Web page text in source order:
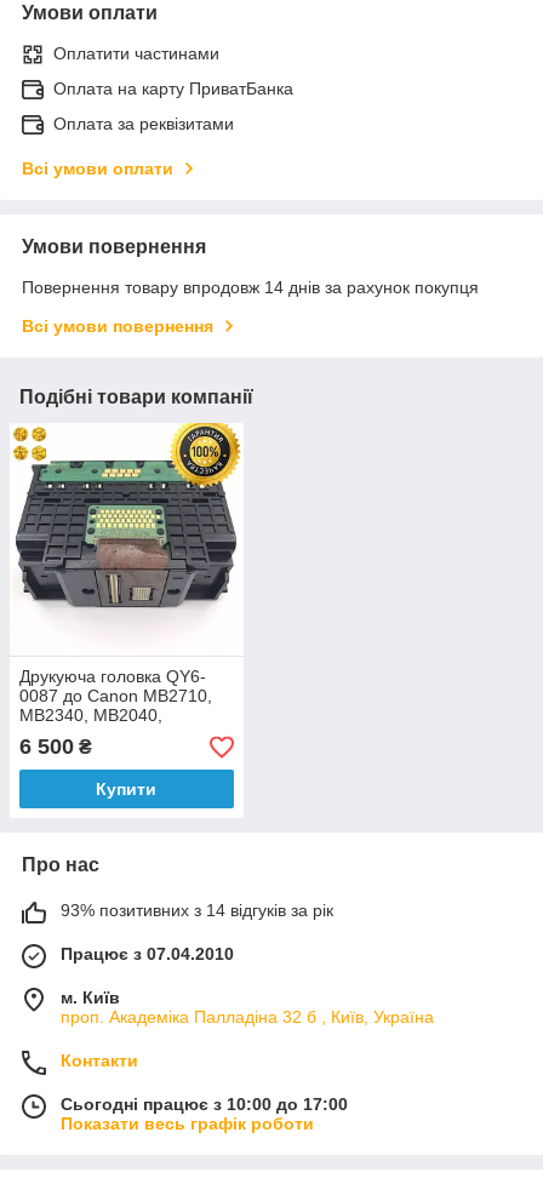
Умови оплати
Оплатити частинами
Оплата на карту ПриватБанка
Оплата за реквізитами
Всі умови оплати
Умови повернення
Повернення товару впродовж 14 днів за рахунок покупця
Всі умови повернення
Подібні товари компанії
Друкуюча головка QY6-
0087 до Canon MB2710,
MB2340, MB2040,
MB2140, MB2740,
MB2050, MB2350, MB2150
6 500 ₴
Купити
Про нас
93% позитивних з 14 відгуків за рік
Працює з 07.04.2010
м. Київ
проп. Академіка Палладіна 32 б , Київ, Україна
Контакти
Сьогодні працює з 10:00 до 17:00
Показати весь графік роботи